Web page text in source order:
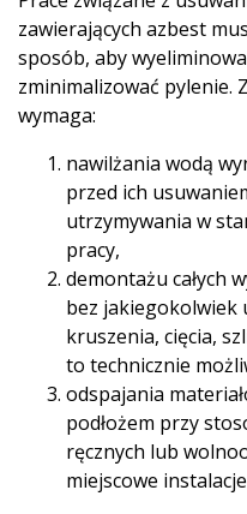
zawierających azbest
sposób, aby
zminimalizować pylenie.
wymaga:
nawilżania wodą
przed ich
utrzymywania w
pracy,
demontażu całych
bez jakiegokolwiek
kruszenia, cięcia,
to technicznie
odspajania
podłożem przy
ręcznych lub
miejscowe